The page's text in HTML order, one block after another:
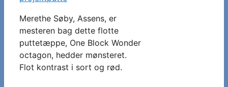
Merethe Søby, Assens, er
mesteren bag dette flotte
puttetæppe, One Block Wonder
octagon, hedder mønsteret.
Flot kontrast i sort og rød.